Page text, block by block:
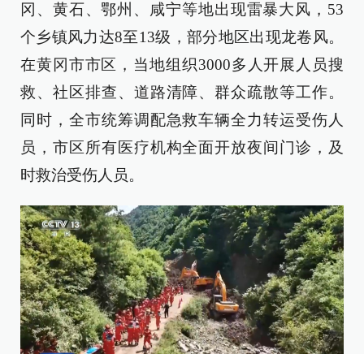
冈、黄石、鄂州、咸宁等地出现雷暴大风，53
个乡镇风力达8至13级，部分地区出现龙卷风。
在黄冈市市区，当地组织3000多人开展人员搜
救、社区排查、道路清障、群众疏散等工作。
同时，全市统筹调配急救车辆全力转运受伤人
员，市区所有医疗机构全面开放夜间门诊，及
时救治受伤人员。